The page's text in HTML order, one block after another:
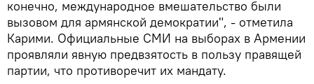
конечно, международное вмешательство были
вызовом для армянской демократии", - отметила
Карими. Официальные СМИ на выборах в Армении
проявляли явную предвзятость в пользу правящей
партии, что противоречит их мандату.